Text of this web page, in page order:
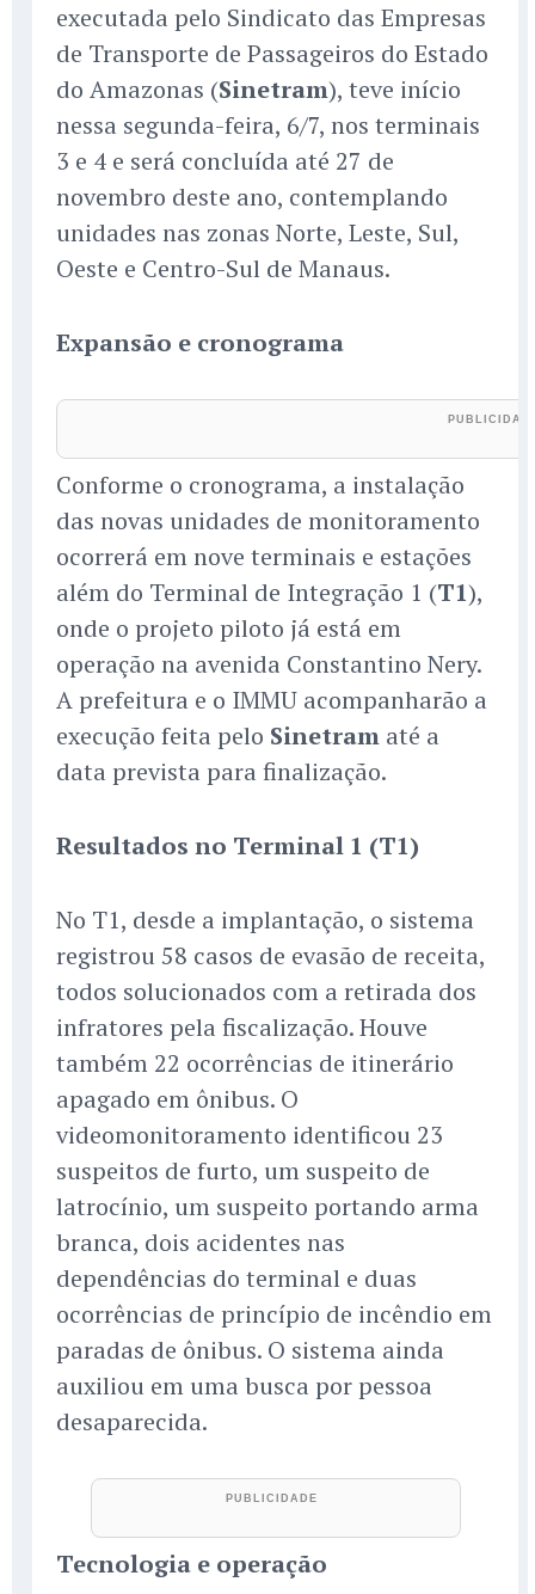
executada pelo Sindicato das Empresas
de Transporte de Passageiros do Estado
do Amazonas (Sinetram), teve início
nessa segunda-feira, 6/7, nos terminais
3 e 4 e será concluída até 27 de
novembro deste ano, contemplando
unidades nas zonas Norte, Leste, Sul,
Oeste e Centro-Sul de Manaus.
Expansão e cronograma
Conforme o cronograma, a instalação
das novas unidades de monitoramento
ocorrerá em nove terminais e estações
além do Terminal de Integração 1 (T1),
onde o projeto piloto já está em
operação na avenida Constantino Nery.
A prefeitura e o IMMU acompanharão a
execução feita pelo Sinetram até a
data prevista para finalização.
Resultados no Terminal 1 (T1)
No T1, desde a implantação, o sistema
registrou 58 casos de evasão de receita,
todos solucionados com a retirada dos
infratores pela fiscalização. Houve
também 22 ocorrências de itinerário
apagado em ônibus. O
videomonitoramento identificou 23
suspeitos de furto, um suspeito de
latrocínio, um suspeito portando arma
branca, dois acidentes nas
dependências do terminal e duas
ocorrências de princípio de incêndio em
paradas de ônibus. O sistema ainda
auxiliou em uma busca por pessoa
desaparecida.
Tecnologia e operação